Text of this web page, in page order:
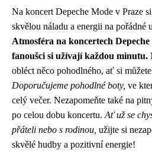
Na koncert Depeche Mode v Praze
skvělou náladu a energii na pořádné
Atmosféra na koncertech
fanoušci si užívají každou minutu.
obléct něco pohodlného, ať si
Doporučujeme pohodlné boty, ve
celý večer. Nezapomeňte také na
po celou dobu koncertu. Ať už se
přáteli nebo s rodinou, užijte si
skvělé hudby a pozitivní energie!